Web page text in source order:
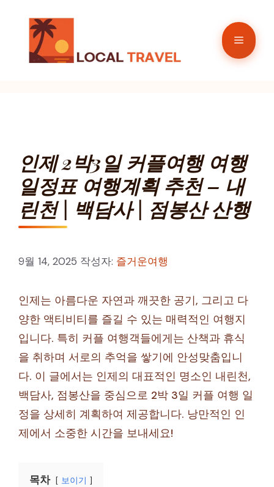
메
인제 2박3일 커플여행 여행
일정표 여행계획 추천 – 내
린천 | 백담사 | 점봉산 산행
9월 14, 2025 작성자: 즐거운여행
인제는 아름다운 자연과 깨끗한 공기, 그리고 다
양한 액티비티를 즐길 수 있는 매력적인 여행지
입니다. 특히 커플 여행객들에게는 산책과 휴식
을 취하며 서로의 추억을 쌓기에 안성맞춤입니
다. 이 글에서는 인제의 대표적인 명소인 내린천,
백담사, 점봉산을 중심으로 2박 3일 커플 여행 일
정을 상세히 계획하여 제공합니다. 낭만적인 인
제에서 소중한 시간을 보내세요!
목차 보이기